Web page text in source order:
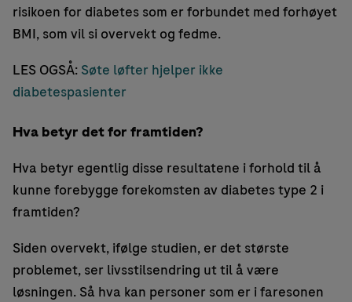
risikoen for diabetes som er forbundet med forhøyet
BMI, som vil si overvekt og fedme.
LES OGSÅ: Søte løfter hjelper ikke
diabetespasienter
Hva betyr det for framtiden?
Hva betyr egentlig disse resultatene i forhold til å
kunne forebygge forekomsten av diabetes type 2 i
framtiden?
Siden overvekt, ifølge studien, er det største
problemet, ser livsstilsendring ut til å være
løsningen. Så hva kan personer som er i faresonen